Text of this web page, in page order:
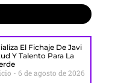
El Fichaje De Javi
Y Talento Para La
6 de agosto de 2026